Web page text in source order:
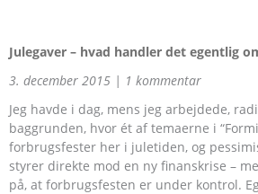
Julegaver – hvad handler det egentlig
3. december 2015
1 kommentar
Jeg havde i dag, mens jeg arbejdede,
baggrunden, hvor ét af temaerne i
forbrugsfester her i juletiden, og
styrer direkte mod en ny finanskrise –
på, at forbrugsfesten er under kontrol.